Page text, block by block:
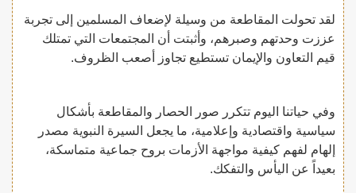
لقد تحولت المقاطعة من وسيلة لإضعاف المسلمين إلى تجربة
عززت وحدتهم وصبرهم، وأثبتت أن المجتمعات التي تمتلك
قيم التعاون والإيمان تستطيع تجاوز أصعب الظروف.
وفي حياتنا اليوم تتكرر صور الحصار والمقاطعة بأشكال
سياسية واقتصادية وإعلامية، ما يجعل السيرة النبوية مصدر
إلهام لفهم كيفية مواجهة الأزمات بروح جماعية متماسكة،
بعيداً عن اليأس والتفكك.